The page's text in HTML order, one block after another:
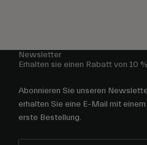
Newsletter
Erhalten sie einen Rabatt von 10 %
Abonnieren Sie unseren
erhalten Sie eine E-Mail mit
erste Bestellung.